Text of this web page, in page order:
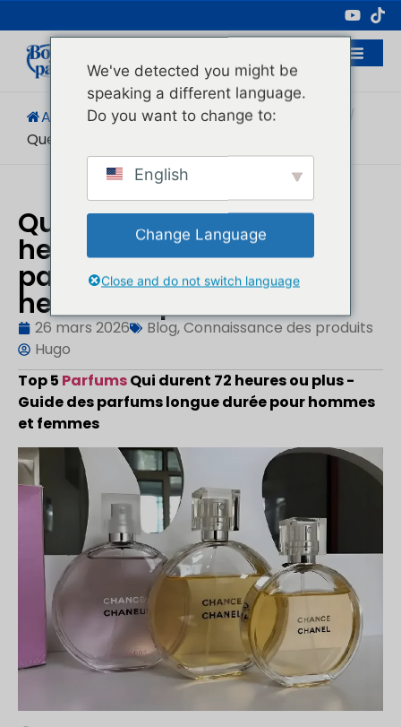
Cosmétiques
Accueil/ Blog / Connaissance Des Produits
/
Quel Parfum Dure 72...
Quel parfum dure 72
heures ? Top 5 des
parfums qui durent 72
heures ou plus
26 mars 2026 Blog,Connaissance des produits
Hugo
Top 5 ParfumsQui durent 72 heures ou plus -
Guide des parfums longue durée pour hommes
et femmes
We've detected you might be
speaking a different language.
Do you want to change to:
English
Change Language
Close and do not switch language